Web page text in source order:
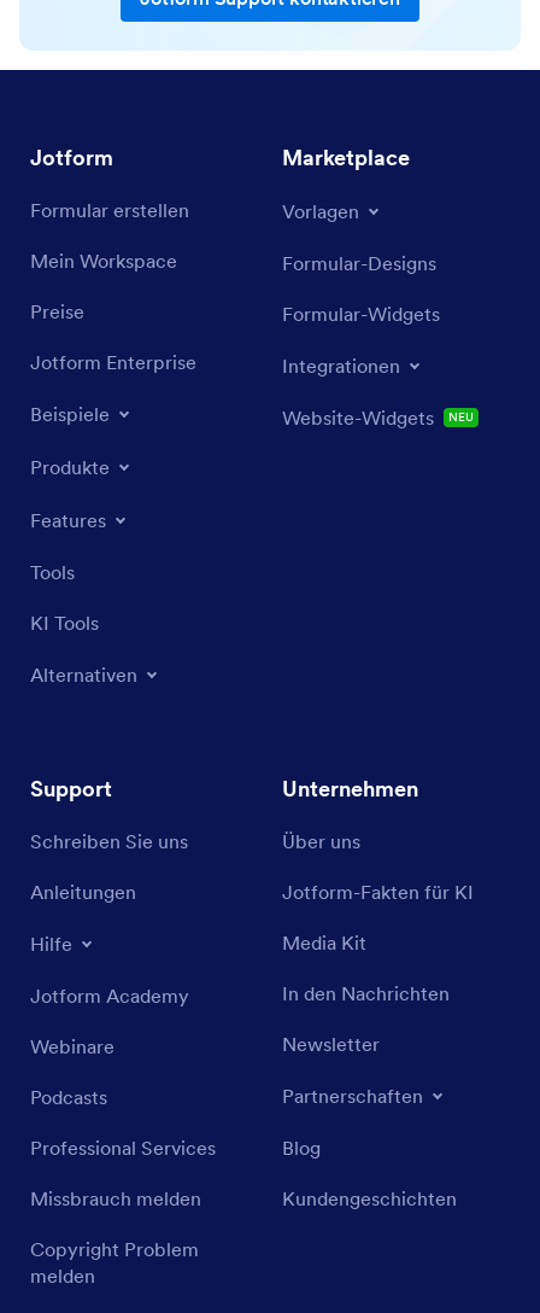
Jotform
Formular erstellen
Mein Workspace
Preise
Jotform Enterprise
Beispiele
Produkte
Features
Tools
KI Tools
Alternativen
Marketplace
Vorlagen
Formular-Designs
Formular-Widgets
Integrationen
Website-Widgets NEU
Support
Schreiben Sie uns
Anleitungen
Hilfe
Jotform Academy
Webinare
Podcasts
Professional Services
Missbrauch melden
Copyright Problem
melden
Unternehmen
Über uns
Jotform-Fakten für KI
Media Kit
In den Nachrichten
Newsletter
Partnerschaften
Blog
Kundengeschichten